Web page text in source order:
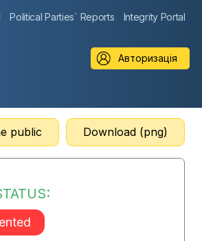
Political Parties` Reports Integrity Portal
Авторизація
public Download (png)